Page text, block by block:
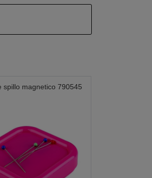
spillo magnetico 790545